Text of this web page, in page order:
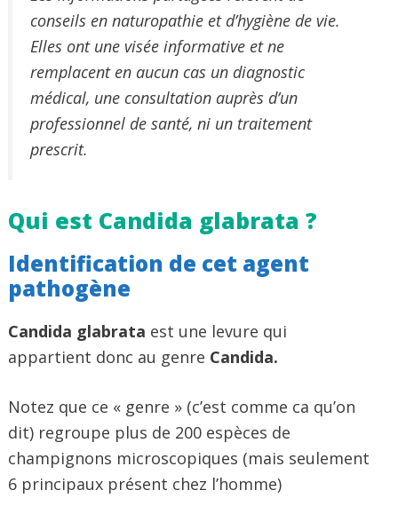
conseils en naturopathie et d’hygiène de vie.
Elles ont une visée informative et ne
remplacent en aucun cas un diagnostic
médical, une consultation auprès d’un
professionnel de santé, ni un traitement
prescrit.
Qui est Candida glabrata ?
Identification de cet agent
pathogène
Candida glabrata est une levure qui
appartient donc au genre Candida.
Notez que ce « genre » (c’est comme ca qu’on
dit) regroupe plus de 200 espèces de
champignons microscopiques (mais seulement
6 principaux présent chez l’homme)